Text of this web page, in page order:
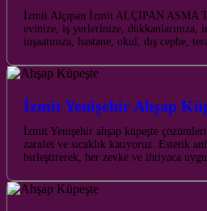
İzmit Alçıpan İzmit ALÇIPAN ASMA
evinize, iş yerlerinize, dükkanlarınıza,
inşaatınıza, hastane, okul, dış cephe,
İzmit Yenişehir Ahşap
İzmit Yenişehir ahşap küpeşte
zarafet ve sıcaklık katıyoruz. Estetik
birleştirerek, her zevke ve ihtiyaca